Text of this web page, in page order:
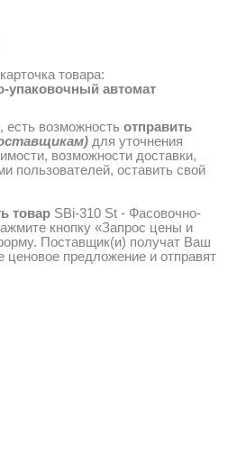
товара:
упаковочный автомат
есть возможность отправить
для уточнения
возможности доставки,
пользователей, оставить свой
товар SBi-310 St - Фасовочно-
кнопку «Запрос цены и
Поставщик(и) получат Ваш
ценовое предложение и отправят